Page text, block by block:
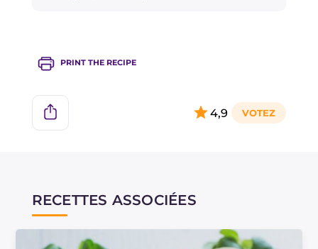
PRINT THE RECIPE
4,9
RECETTES ASSOCIÉES